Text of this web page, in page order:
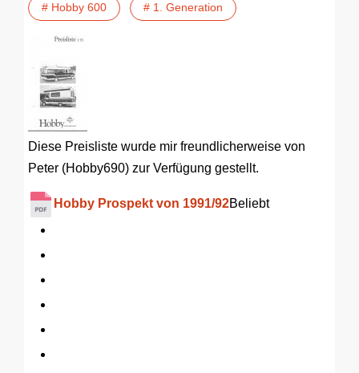
# Hobby 600 # 1. Generation
Diese Preisliste wurde mir freundlicherweise von
Peter (Hobby690) zur Verfügung gestellt.
Hobby Prospekt von 1991/92Beliebt